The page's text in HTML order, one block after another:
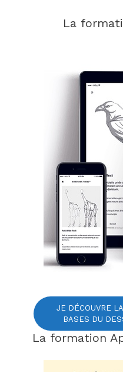
La
JE DÉCOUVRE
BASES DU
La formation